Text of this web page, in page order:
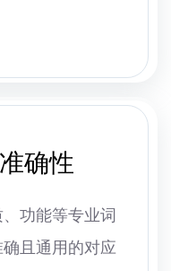
确性
功能等专业词
且通用的对应